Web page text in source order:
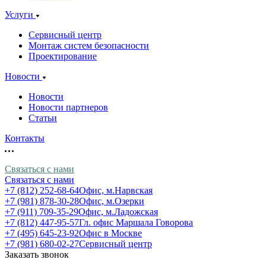
Услуги
Сервисный центр
Монтаж систем безопасности
Проектирование
Новости
Новости
Новости партнеров
Статьи
Контакты
Связаться с нами
Связаться с нами
+7 (812) 252-68-64Офис, м.Нарвская
+7 (981) 878-30-28Офис, м.Озерки
+7 (911) 709-35-29Офис, м.Ладожская
+7 (812) 447-95-57Гл. офис Маршала Говорова
+7 (495) 645-23-92Офис в Москве
+7 (981) 680-02-27Сервисный центр
Заказать звонок